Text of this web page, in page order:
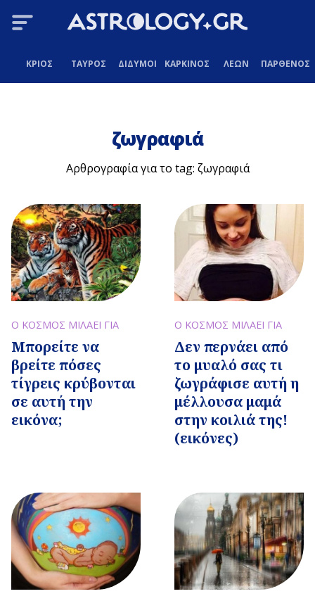
ΚΡΙΟΣ ΤΑΥΡΟΣ ΔΙΔΥΜΟΙ ΚΑΡΚΙΝΟΣ ΛΕΩΝ ΠΑΡΘΕΝΟΣ
ζωγραφιά
Αρθρογραφία για το tag: ζωγραφιά
Ο ΚΟΣΜΟΣ ΜΙΛΑΕΙ ΓΙΑ
Μπορείτε να
βρείτε πόσες
τίγρεις κρύβονται
σε αυτή την
εικόνα;
Ο ΚΟΣΜΟΣ ΜΙΛΑΕΙ ΓΙΑ
Δεν περνάει από
το μυαλό σας τι
ζωγράφισε αυτή η
μέλλουσα μαμά
στην κοιλιά της!
(εικόνες)